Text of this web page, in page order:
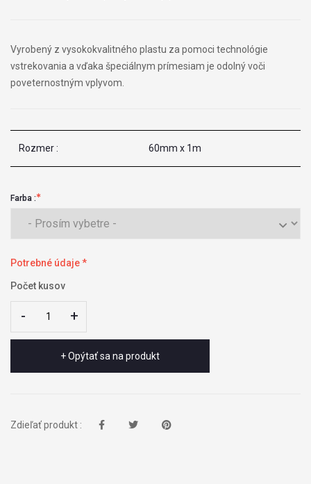
Vyrobený z vysokokvalitného plastu za pomoci technológie
vstrekovania a vďaka špeciálnym prímesiam je odolný voči
poveternostným vplyvom.
Rozmer : 60mm x 1m
Farba :
Potrebné údaje *
Počet kusov
- +
- +
+ Opýtať sa na produkt
Zdieľať produkt :